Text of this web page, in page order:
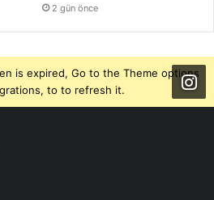
2 gün önce
is expired, Go to the Theme options
to to refresh it.